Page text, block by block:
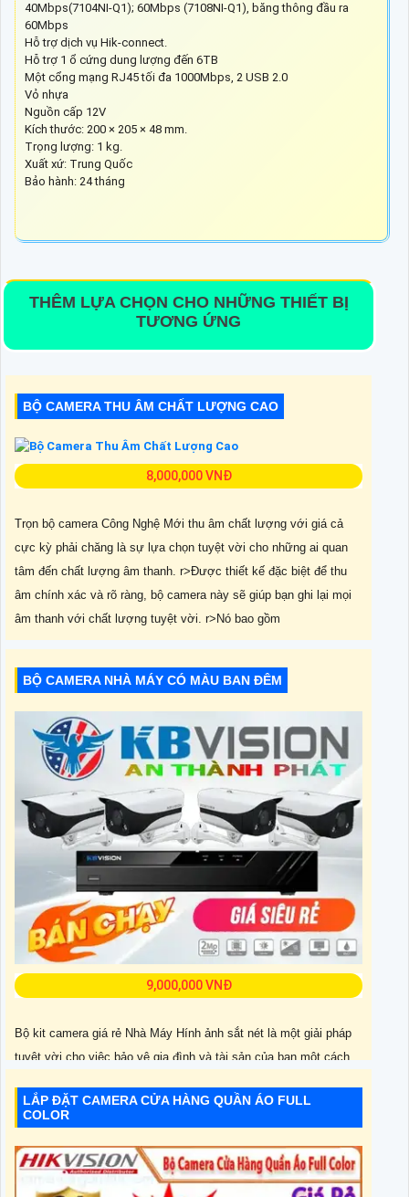
40Mbps(7104NI-Q1); 60Mbps (7108NI-Q1), băng thông đầu ra
60Mbps
Hỗ trợ dịch vụ Hik-connect.
Hỗ trợ 1 ổ cứng dung lượng đến 6TB
Một cổng mạng RJ45 tối đa 1000Mbps, 2 USB 2.0
Vỏ nhựa
Nguồn cấp 12V
Kích thước: 200 × 205 × 48 mm.
Trọng lượng: 1 kg.
Xuất xứ: Trung Quốc
Bảo hành: 24 tháng
THÊM LỰA CHỌN CHO NHỮNG THIẾT BỊ
TƯƠNG ỨNG
BỘ CAMERA THU ÂM CHẤT LƯỢNG CAO
8,000,000 VNĐ
Trọn bộ camera Công Nghệ Mới thu âm chất lượng với giá cả
cực kỳ phải chăng là sự lựa chọn tuyệt vời cho những ai quan
tâm đến chất lượng âm thanh. r>Được thiết kế đặc biệt để thu
âm chính xác và rõ ràng, bộ camera này sẽ giúp bạn ghi lại mọi
âm thanh với chất lượng tuyệt vời. r>Nó bao gồm
BỘ CAMERA NHÀ MÁY CÓ MÀU BAN ĐÊM
9,000,000 VNĐ
Bộ kit camera giá rẻ Nhà Máy Hính ảnh sắt nét là một giải pháp
tuyệt vời cho việc bảo vệ gia đình và tài sản của bạn một cách
giúp bạn có được những bức hình chất lượng cao mà không bị
rung hoặc mờ. Bộ kit camera bao gồm một
LẮP ĐẶT CAMERA CỬA HÀNG QUẦN ÁO FULL
COLOR